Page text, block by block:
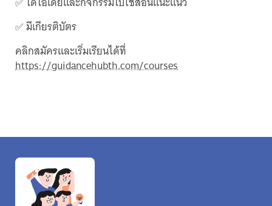
✅ มีเกียรติบัตร
คลิกสมัครและเริ่มเรียนได้ที่
https://guidancehubth.com/courses